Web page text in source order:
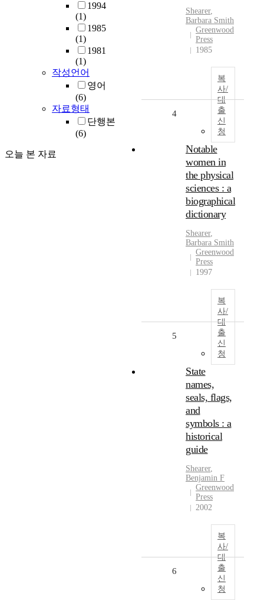
1994
(1)
1985
(1)
1981
(1)
작성언어
영어
(6)
자료형태
단행본
(6)
오늘 본 자료
Shearer,
Barbara Smith
Greenwood
Press
1985
복
사/
대
출
신
청
4
Notable
women in
the physical
sciences : a
biographical
dictionary
Shearer,
Barbara Smith
Greenwood
Press
1997
복
사/
대
출
신
청
5
State
names,
seals, flags,
and
symbols : a
historical
guide
Shearer,
Benjamin F
Greenwood
Press
2002
복
사/
대
출
신
청
6